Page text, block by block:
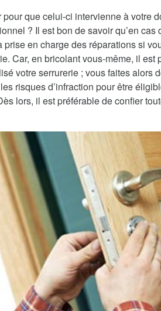
que celui-ci intervienne à votre
? Il est bon de savoir qu’en cas
en charge des réparations si
Car, en bricolant vous-même, il est
votre serrurerie ; vous faites alors
risques d’infraction pour être
lors, il est préférable de confier